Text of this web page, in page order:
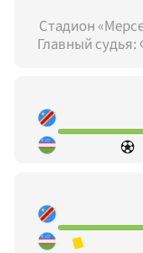
Стадион
Главный